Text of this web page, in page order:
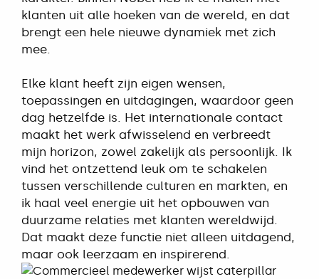
klanten uit alle hoeken van de wereld, en dat
brengt een hele nieuwe dynamiek met zich
mee.
Elke klant heeft zijn eigen wensen,
toepassingen en uitdagingen, waardoor geen
dag hetzelfde is. Het internationale contact
maakt het werk afwisselend en verbreedt
mijn horizon, zowel zakelijk als persoonlijk. Ik
vind het ontzettend leuk om te schakelen
tussen verschillende culturen en markten, en
ik haal veel energie uit het opbouwen van
duurzame relaties met klanten wereldwijd.
Dat maakt deze functie niet alleen uitdagend,
maar ook leerzaam en inspirerend.